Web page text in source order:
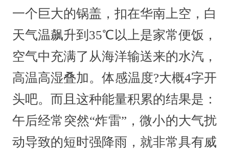
一个巨大的锅盖，扣在华南上空，白
天气温飙升到35℃以上是家常便饭，
空气中充满了从海洋输送来的水汽，
高温高湿叠加。体感温度?大概4字开
头吧。而且这种能量积累的结果是：
午后经常突然“炸雷”，微小的大气扰
动导致的短时强降雨，就非常具有威